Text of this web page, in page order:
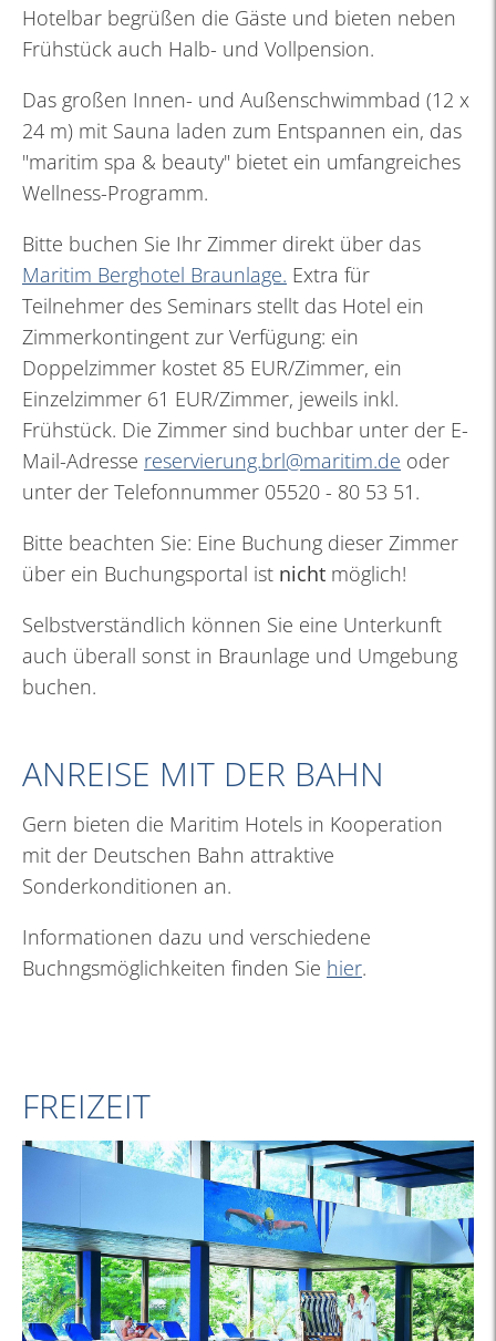
Hotelbar begrüßen die Gäste und bieten neben
Frühstück auch Halb- und Vollpension.
Das großen Innen- und Außenschwimmbad (12 x
24 m) mit Sauna laden zum Entspannen ein, das
"maritim spa & beauty" bietet ein umfangreiches
Wellness-Programm.
Bitte buchen Sie Ihr Zimmer direkt über das
Maritim Berghotel Braunlage. Extra für
Teilnehmer des Seminars stellt das Hotel ein
Zimmerkontingent zur Verfügung: ein
Doppelzimmer kostet 85 EUR/Zimmer, ein
Einzelzimmer 61 EUR/Zimmer, jeweils inkl.
Frühstück. Die Zimmer sind buchbar unter der E-
Mail-Adresse reservierung.brl@maritim.de oder
unter der Telefonnummer 05520 - 80 53 51.
Bitte beachten Sie: Eine Buchung dieser Zimmer
über ein Buchungsportal ist nicht möglich!
Selbstverständlich können Sie eine Unterkunft
auch überall sonst in Braunlage und Umgebung
buchen.
ANREISE MIT DER BAHN
Gern bieten die Maritim Hotels in Kooperation
mit der Deutschen Bahn attraktive
Sonderkonditionen an.
Informationen dazu und verschiedene
Buchngsmöglichkeiten finden Sie hier.
FREIZEIT